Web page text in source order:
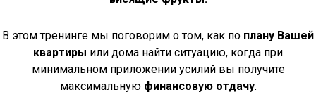
В этом тренинге мы поговорим о том, как по плану Вашей
квартиры или дома найти ситуацию, когда при
минимальном приложении усилий вы получите
максимальную финансовую отдачу.